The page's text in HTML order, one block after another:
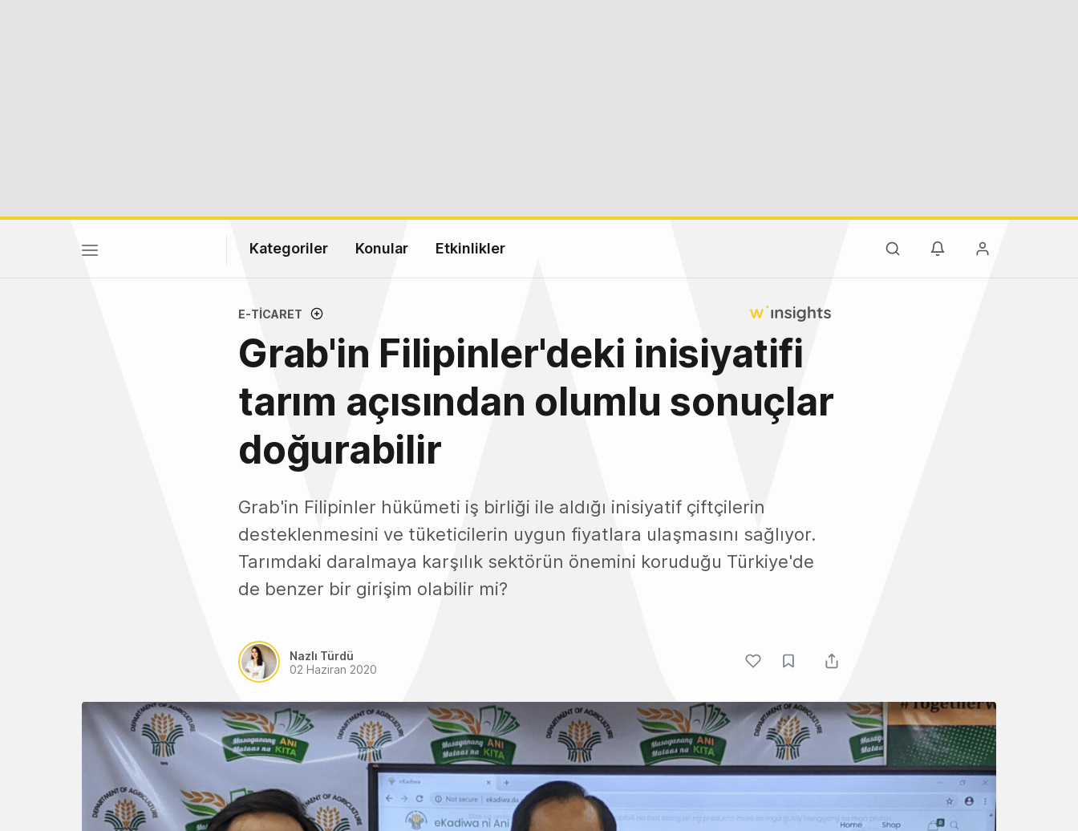
Kategoriler Konular Etkinlikler
E-TICARET
Grab'in Filipinler'deki inisiyatifi
tarım açısından olumlu sonuçlar
doğurabilir
Grab'in Filipinler hükümeti iş birliği ile aldığı inisiyatif çiftçilerin
desteklenmesini ve tüketicilerin uygun fiyatlara ulaşmasını sağlıyor.
Tarımdaki daralmaya karşılık sektörün önemini koruduğu Türkiye'de
de benzer bir girişim olabilir mi?
Nazlı Türdü
02 Haziran 2020